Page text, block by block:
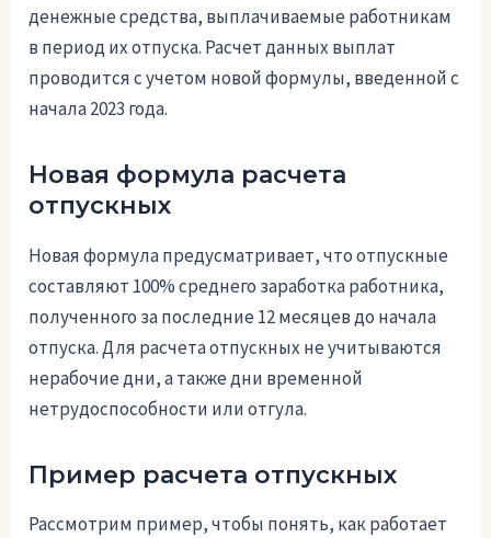
денежные средства, выплачиваемые работникам
в период их отпуска. Расчет данных выплат
проводится с учетом новой формулы, введенной с
начала 2023 года.
Новая формула расчета
отпускных
Новая формула предусматривает, что отпускные
составляют 100% среднего заработка работника,
полученного за последние 12 месяцев до начала
отпуска. Для расчета отпускных не учитываются
нерабочие дни, а также дни временной
нетрудоспособности или отгула.
Пример расчета отпускных
Рассмотрим пример, чтобы понять, как работает